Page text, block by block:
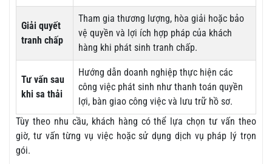
Giải quyết
tranh chấp
Tham gia thương lượng, hòa giải hoặc bảo
vệ quyền và lợi ích hợp pháp của khách
hàng khi phát sinh tranh chấp.
Tư vấn sau
khi sa thải
Hướng dẫn doanh nghiệp thực hiện các
công việc phát sinh như thanh toán quyền
lợi, bàn giao công việc và lưu trữ hồ sơ.
Tùy theo nhu cầu, khách hàng có thể lựa chọn tư vấn theo
giờ, tư vấn từng vụ việc hoặc sử dụng dịch vụ pháp lý trọn
gói.